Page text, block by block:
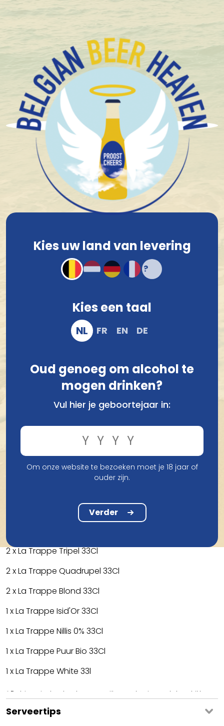
+1.600 Belgische speciaalbieren in stock
Vergelijk
Beerbox La Trappe
Heavenly Selections
€ 23,77
In winkelmandje
Voor 12.00 u besteld, morgen verzonden!*
Compact en stevig verpakt
Smaak
Welke Bieren : Zie Omschrijving Hieronder
2 x La Trappe Tripel 33Cl
2 x La Trappe Quadrupel 33Cl
2 x La Trappe Blond 33Cl
1 x La Trappe Isid'Or 33Cl
1 x La Trappe Nillis 0% 33Cl
1 x La Trappe Puur Bio 33Cl
1 x La Trappe White 33l
* De bieren in deze box kunnen variëren op basis van de beschikbare
Serveertips
Kies uw land van levering
Kies een taal
NL FR EN DE
Oud genoeg om alcohol te
mogen drinken?
Vul hier je geboortejaar in:
Om onze website te bezoeken moet je 18 jaar of
ouder zijn.
Verder